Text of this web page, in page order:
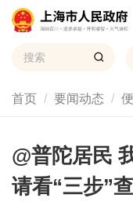
首页 要闻动态
@普陀居民
请看“三步”